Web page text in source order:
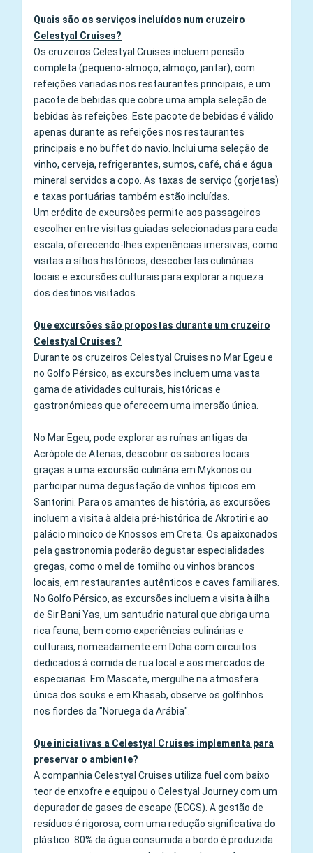
Quais são os serviços incluídos num cruzeiro
Celestyal Cruises?
Os cruzeiros Celestyal Cruises incluem pensão
completa (pequeno-almoço, almoço, jantar), com
refeições variadas nos restaurantes principais, e um
pacote de bebidas que cobre uma ampla seleção de
bebidas às refeições. Este pacote de bebidas é válido
apenas durante as refeições nos restaurantes
principais e no buffet do navio. Inclui uma seleção de
vinho, cerveja, refrigerantes, sumos, café, chá e água
mineral servidos a copo. As taxas de serviço (gorjetas)
e taxas portuárias também estão incluídas.
Um crédito de excursões permite aos passageiros
escolher entre visitas guiadas selecionadas para cada
escala, oferecendo-lhes experiências imersivas, como
visitas a sítios históricos, descobertas culinárias
locais e excursões culturais para explorar a riqueza
dos destinos visitados.
Que excursões são propostas durante um cruzeiro
Celestyal Cruises?
Durante os cruzeiros Celestyal Cruises no Mar Egeu e
no Golfo Pérsico, as excursões incluem uma vasta
gama de atividades culturais, históricas e
gastronómicas que oferecem uma imersão única.
No Mar Egeu, pode explorar as ruínas antigas da
Acrópole de Atenas, descobrir os sabores locais
graças a uma excursão culinária em Mykonos ou
participar numa degustação de vinhos típicos em
Santorini. Para os amantes de história, as excursões
incluem a visita à aldeia pré-histórica de Akrotiri e ao
palácio minoico de Knossos em Creta. Os apaixonados
pela gastronomia poderão degustar especialidades
gregas, como o mel de tomilho ou vinhos brancos
locais, em restaurantes autênticos e caves familiares.
No Golfo Pérsico, as excursões incluem a visita à ilha
de Sir Bani Yas, um santuário natural que abriga uma
rica fauna, bem como experiências culinárias e
culturais, nomeadamente em Doha com circuitos
dedicados à comida de rua local e aos mercados de
especiarias. Em Mascate, mergulhe na atmosfera
única dos souks e em Khasab, observe os golfinhos
nos fiordes da "Noruega da Arábia".
Que iniciativas a Celestyal Cruises implementa para
preservar o ambiente?
A companhia Celestyal Cruises utiliza fuel com baixo
teor de enxofre e equipou o Celestyal Journey com um
depurador de gases de escape (ECGS). A gestão de
resíduos é rigorosa, com uma redução significativa do
plástico. 80% da água consumida a bordo é produzida